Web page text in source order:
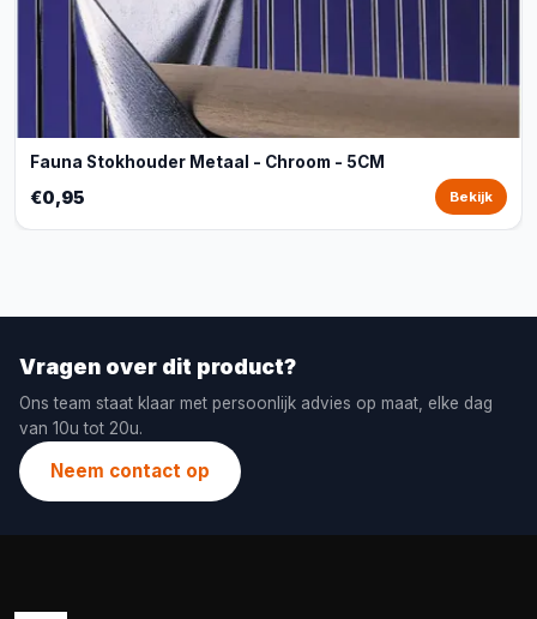
Fauna Stokhouder Metaal - Chroom - 5CM
€0,95 Bekijk
Vragen over dit product?
Ons team staat klaar met persoonlijk advies op maat, elke dag
van 10u tot 20u.
Neem contact op